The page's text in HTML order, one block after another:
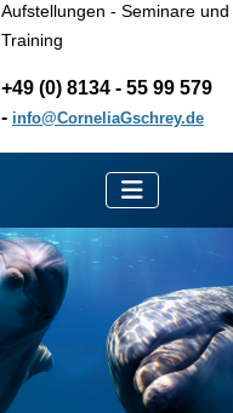
Aufstellungen - Seminare und
Training
+49 (0) 8134 - 55 99 579
- info@CorneliaGschrey.de